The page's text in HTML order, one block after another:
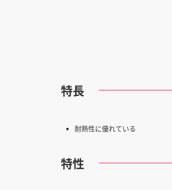
特長
耐熱性に優れている
特性